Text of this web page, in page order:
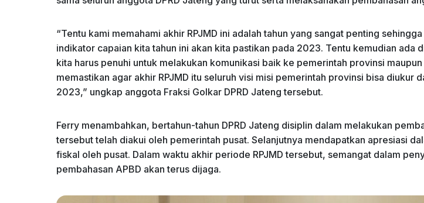
“Tentu kami memahami akhir RPJMD ini adalah tahun yang sangat penting
indikator capaian kita tahun ini akan kita pastikan pada 2023. Tentu kemudian ada
kita harus penuhi untuk melakukan komunikasi baik ke pemerintah provinsi
memastikan agar akhir RPJMD itu seluruh visi misi pemerintah provinsi bisa diukur
2023,” ungkap anggota Fraksi Golkar DPRD Jateng tersebut.
Ferry menambahkan, bertahun-tahun DPRD Jateng disiplin dalam melakukan
tersebut telah diakui oleh pemerintah pusat. Selanjutnya mendapatkan apresiasi
fiskal oleh pusat. Dalam waktu akhir periode RPJMD tersebut, semangat dalam
pembahasan APBD akan terus dijaga.